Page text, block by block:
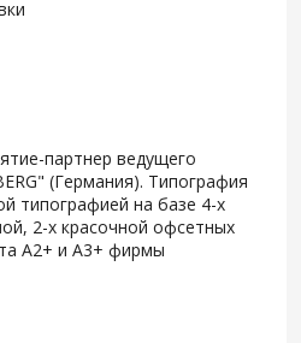
партнер ведущего
(Германия). Типография
типографией на базе 4-х
2-х красочной офсетных
А2+ и А3+ фирмы